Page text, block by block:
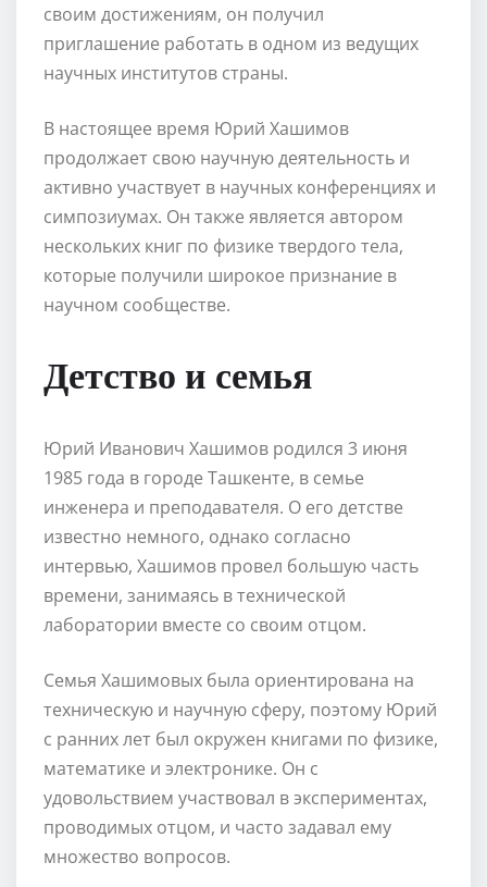
своим достижениям, он получил
приглашение работать в одном из ведущих
научных институтов страны.
В настоящее время Юрий Хашимов
продолжает свою научную деятельность и
активно участвует в научных конференциях и
симпозиумах. Он также является автором
нескольких книг по физике твердого тела,
которые получили широкое признание в
научном сообществе.
Детство и семья
Юрий Иванович Хашимов родился 3 июня
1985 года в городе Ташкенте, в семье
инженера и преподавателя. О его детстве
известно немного, однако согласно
интервью, Хашимов провел большую часть
времени, занимаясь в технической
лаборатории вместе со своим отцом.
Семья Хашимовых была ориентирована на
техническую и научную сферу, поэтому Юрий
с ранних лет был окружен книгами по физике,
математике и электронике. Он с
удовольствием участвовал в экспериментах,
проводимых отцом, и часто задавал ему
множество вопросов.